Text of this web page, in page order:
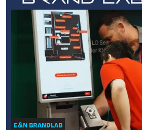
E&N BRANDLAB